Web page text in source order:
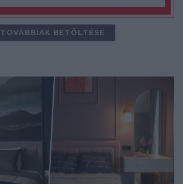
TOVÁBBIAK BETÖLTÉSE